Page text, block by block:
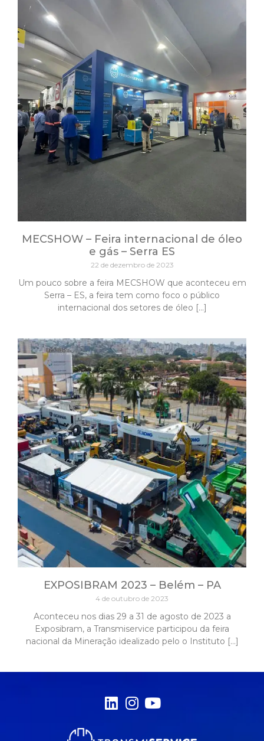
MECSHOW – Feira internacional de óleo
e gás – Serra ES
22 de dezembro de 2023
Um pouco sobre a feira MECSHOW que aconteceu em
Serra – ES, a feira tem como foco o público
internacional dos setores de óleo
EXPOSIBRAM 2023 – Belém – PA
4 de outubro de 2023
Aconteceu nos dias 29 a 31 de agosto de 2023 a
Exposibram, a Transmiservice participou da feira
nacional da Mineração idealizado pelo o Instituto